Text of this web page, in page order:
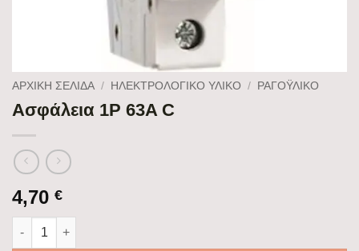
ΑΡΧΙΚΉ ΣΕΛΊΔΑ / ΗΛΕΚΤΡΟΛΟΓΙΚΟ ΥΛΙΚΟ / ΡΑΓΟΫΛΙΚΌ
Ασφάλεια 1P 63A C
4,70 €
Ασφάλεια 1P 63A C ποσότητα